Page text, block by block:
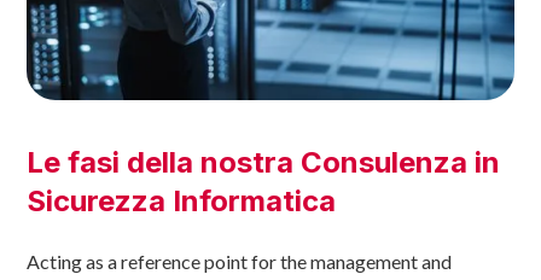
Le fasi della nostra Consulenza in
Sicurezza Informatica
Acting as a reference point for the management and